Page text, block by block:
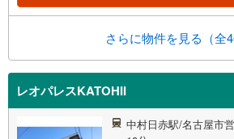
さらに物件を見る（全4
レオパレスKATOHII
中村日赤駅/名古屋市